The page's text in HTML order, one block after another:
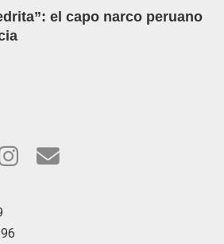
el capo narco peruano